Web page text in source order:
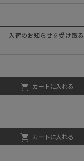
入荷のお知らせを受け取る
カートに入れる
カートに入れる